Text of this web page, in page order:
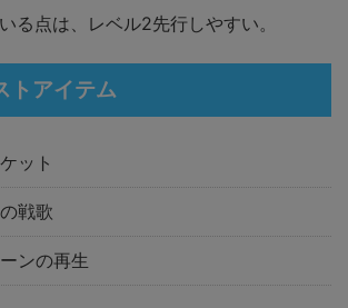
る点は、レベル2先行しやすい。
トアイテム
ット
戦歌
ンの再生